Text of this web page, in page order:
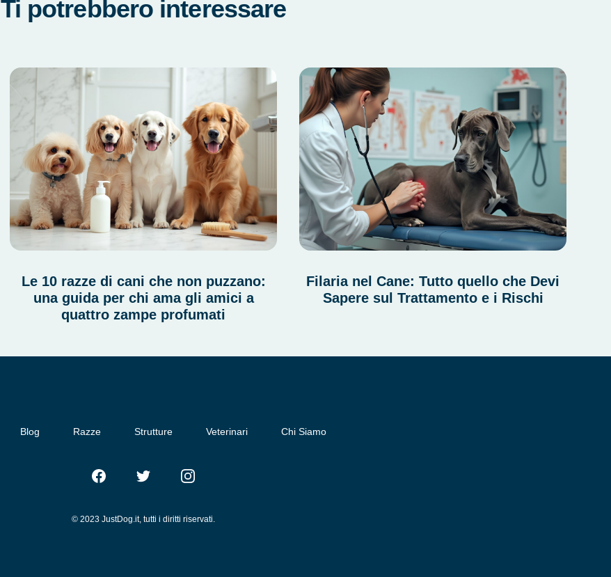
Ti potrebbero interessare
Le 10 razze di cani che non puzzano:
una guida per chi ama gli amici a
quattro zampe profumati
Filaria nel Cane: Tutto quello che Devi
Sapere sul Trattamento e i Rischi
Blog Razze Strutture Veterinari Chi Siamo
FacebookTwitter Instagram
© 2023 JustDog.it, tutti i diritti riservati.